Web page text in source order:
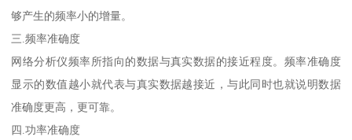
够产生的频率小的增量。
三.频率准确度
网络分析仪频率所指向的数据与真实数据的接近程度。频率准确度
显示的数值越小就代表与真实数据越接近，与此同时也就说明数据
准确度更高，更可靠。
四.功率准确度